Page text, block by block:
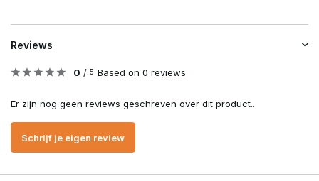
Reviews
0 / 5 Based on 0 reviews
Er zijn nog geen reviews geschreven over dit product..
Schrijf je eigen review